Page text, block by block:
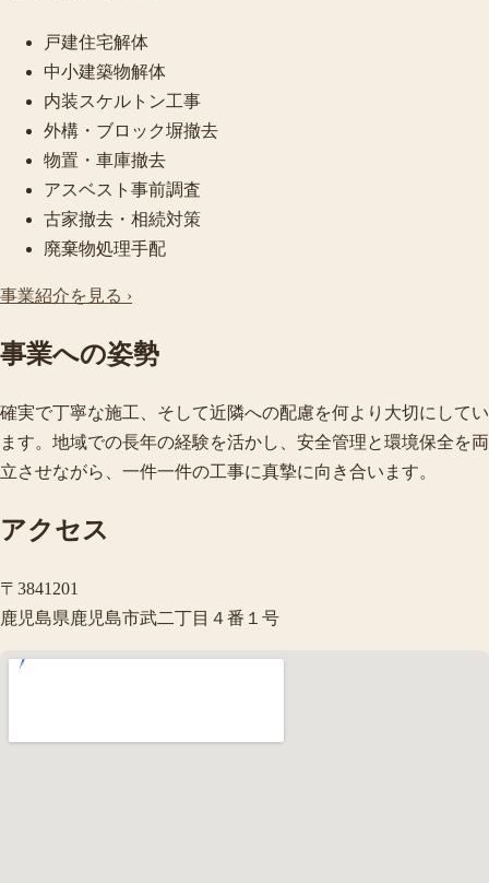
戸建住宅解体
中小建築物解体
内装スケルトン工事
外構・ブロック塀撤去
物置・車庫撤去
アスベスト事前調査
古家撤去・相続対策
廃棄物処理手配
事業紹介を見る ›
事業への姿勢
確実で丁寧な施工、そして近隣への配慮を何より大切にしてい
ます。地域での長年の経験を活かし、安全管理と環境保全を両
立させながら、一件一件の工事に真摯に向き合います。
アクセス
〒3841201
鹿児島県鹿児島市武二丁目４番１号